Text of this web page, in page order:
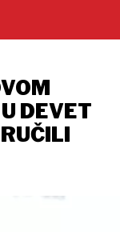
DEVET